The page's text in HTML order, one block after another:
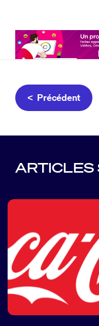
< Précédent
ARTICLES